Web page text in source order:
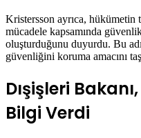
Kristersson ayrıca, hükümetin
mücadele kapsamında
oluşturduğunu duyurdu. Bu
güvenliğini koruma amacını
Dışişleri
Bilgi Verdi